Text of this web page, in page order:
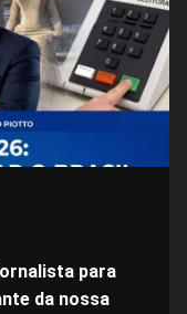
TelegramGettr
para
da nossa